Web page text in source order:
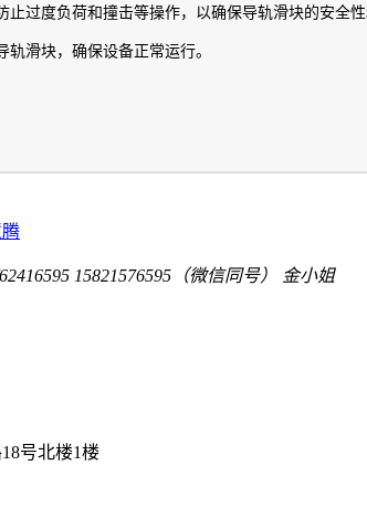
过度负荷和撞击等操作，以确保导轨滑块的安全
滑块，确保设备正常运行。
15821576595（微信同号） 金小姐
号北楼1楼